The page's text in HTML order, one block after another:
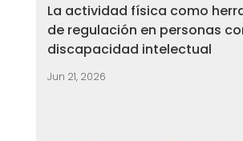
La actividad física como
de regulación en personas
discapacidad intelectual
Jun 21, 2026